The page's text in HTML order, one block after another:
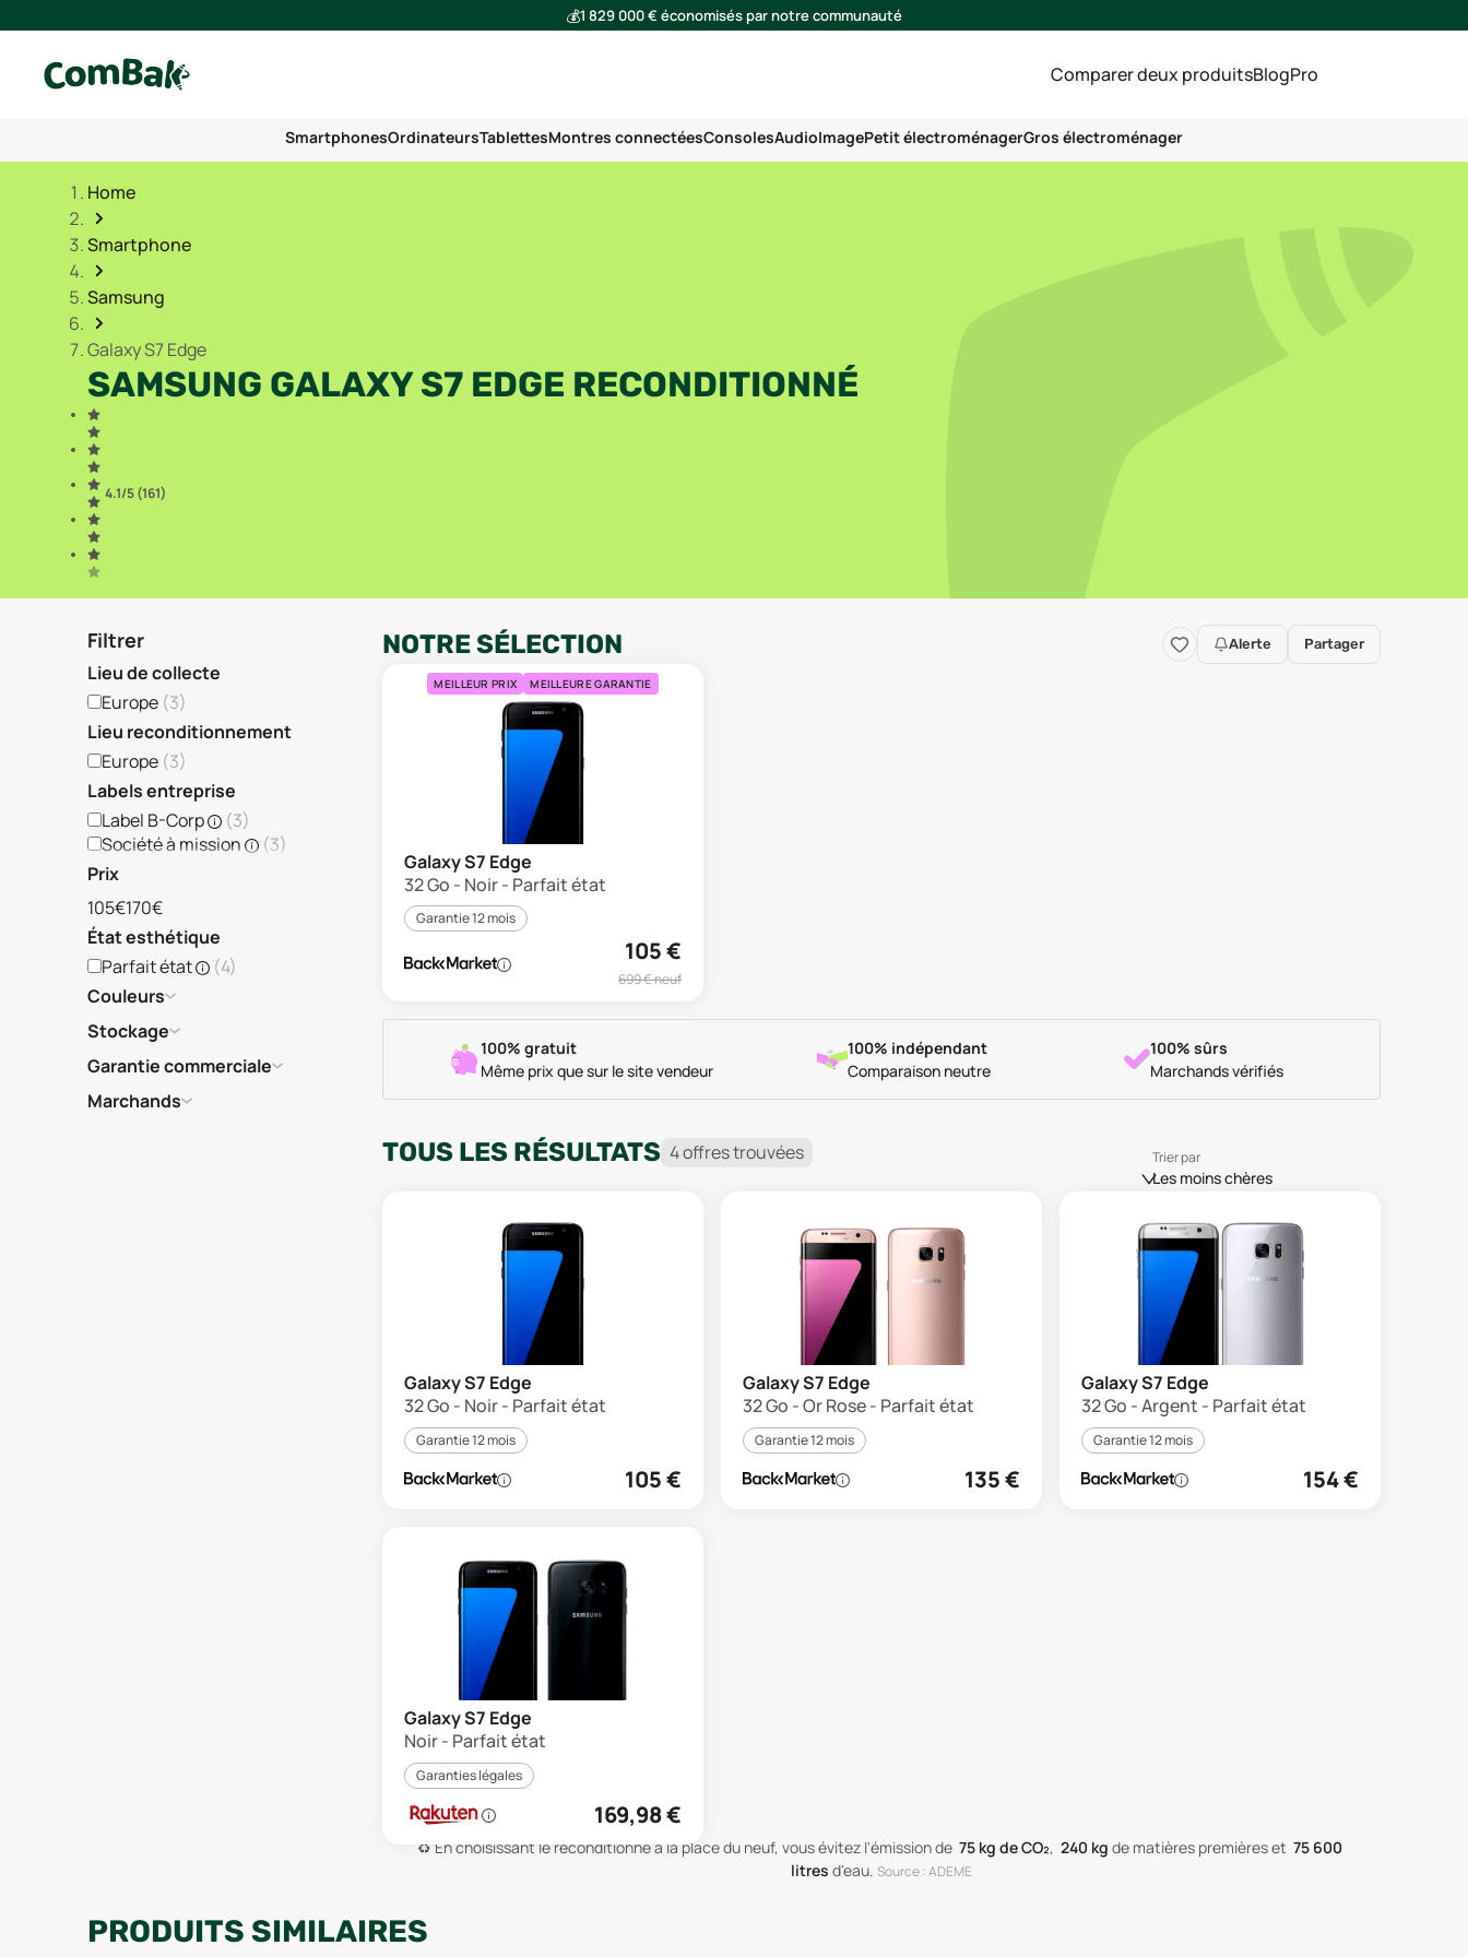
💰1 829 000 € économisés par notre communauté
Comparer deux produitsBlogPro
SmartphonesOrdinateursTablettesMontres connectéesConsolesAudioImagePetit électroménagerGros électroménager
Home
Smartphone
Samsung
Galaxy S7 Edge
SAMSUNG GALAXY S7 EDGE RECONDITIONNÉ
4.1/5 (161)
Filtrer
Lieu de collecte
Europe (3)
Lieu reconditionnement
Europe (3)
Labels entreprise
Label B-Corp
(3)
Société à mission
(3)
Prix
105€170€
État esthétique
Parfait état
(4)
Couleurs
Stockage
Garantie commerciale
Marchands
NOTRE SÉLECTION Alerte Partager
MEILLEUR PRIX MEILLEURE GARANTIE
Galaxy S7 Edge
32 Go - Noir - Parfait état
Garantie 12 mois
105€
699€ neuf
100% gratuit
Même prix que sur le site vendeur
100% indépendant
Comparaison neutre
100% sûrs
Marchands vérifiés
TOUS LES RÉSULTATS 4offrestrouvées Trier par
Les moins chères
Galaxy S7 Edge
32 Go - Noir - Parfait état
Garantie 12 mois
105€
Galaxy S7 Edge
32 Go - Or Rose - Parfait état
Garantie 12 mois
135€
Galaxy S7 Edge
32 Go - Argent - Parfait état
Garantie 12 mois
154€
Galaxy S7 Edge
Noir - Parfait état
Garanties légales
169,98€
♻️ En choisissant le reconditionné à la place du neuf, vous évitez l'émission de 75 kg de CO₂, 240 kg de matières premièreset 75 600
litres d'eau. Source : ADEME
PRODUITS SIMILAIRES